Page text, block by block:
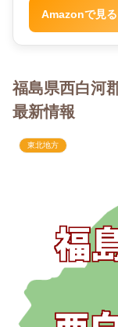
Amazonで見る
福島県西白河
最新情報
東北地方